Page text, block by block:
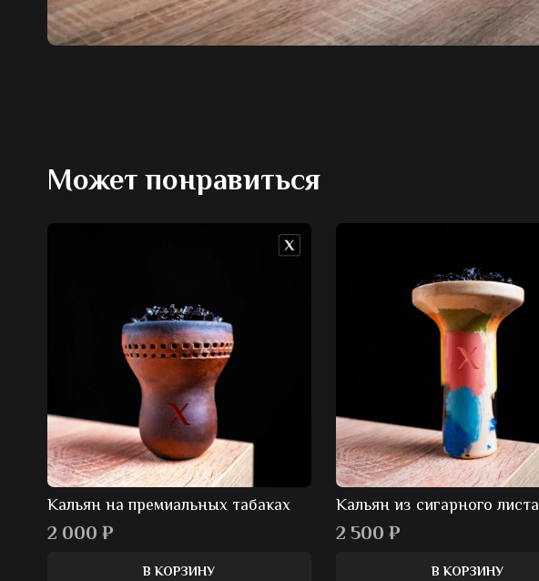
Может понравиться
Кальян на премиальных табаках
2 000 ₽
В КОРЗИНУ
Кальян из сигарного листа
2 500 ₽
В КОРЗИНУ